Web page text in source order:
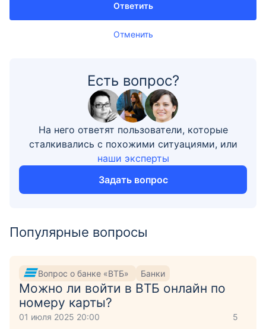
Отменить
Ответить
Есть вопрос?
На него ответят пользователи, которые
сталкивались с похожими ситуациями, или
наши эксперты
Задать вопрос
Популярные вопросы
Вопрос о банке «ВТБ» Банки
Можно ли войти в ВТБ онлайн по
номеру карты?
01 июля 2025 20:00 5